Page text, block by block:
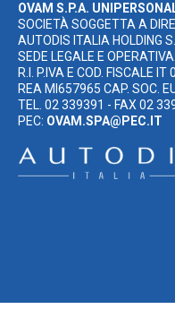
OVAM S.P.A.
SOCIETÀ SOGGETTA A
AUTODIS ITALIA HOLDING
SEDE LEGALE E
R.I. P.IVA E COD. FISCALE
REA MI657965 CAP. SOC.
TEL. 02 339391 - FAX 02
PEC: OVAM.SPA@PEC.IT